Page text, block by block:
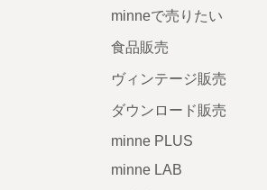
minneで売りたい
食品販売
ヴィンテージ販売
ダウンロード販売
minne PLUS
minne LAB